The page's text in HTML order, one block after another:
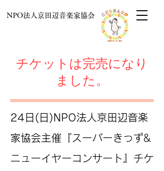
NPO法人京田辺音楽家協会
チケットは完売になり
ました。
24日(日)NPO法人京田辺音楽
家協会主催『スーパーきっず&
ニューイヤーコンサート』チケ